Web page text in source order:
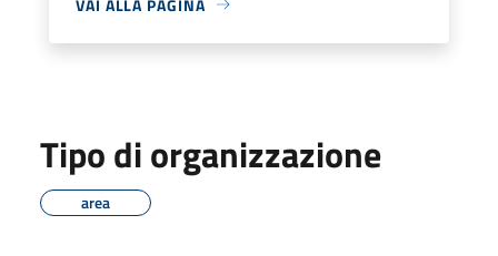
Tipo di organizzazione
area